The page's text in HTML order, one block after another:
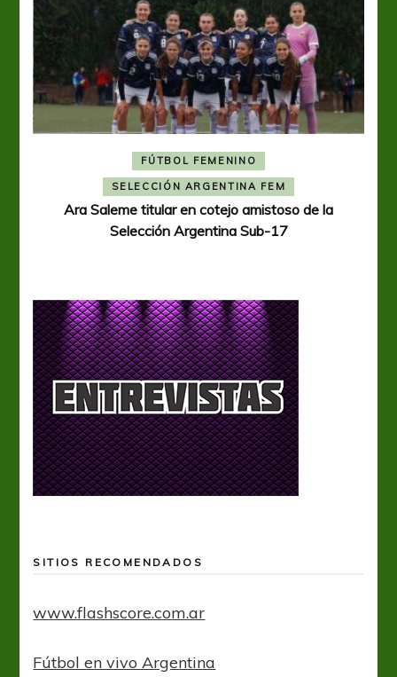
FÚTBOL FEMENINO
SELECCIÓN ARGENTINA FEM
Ara Saleme titular en cotejo amistoso de la
Selección Argentina Sub-17
SITIOS RECOMENDADOS
www.flashscore.com.ar
Fútbol en vivo Argentina